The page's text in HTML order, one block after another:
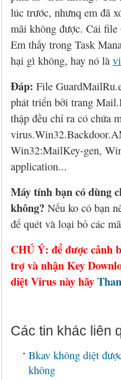
Đặt mua
Liên hệ
Eset NOD32 2027
Panda 2026, 2027
CMC InfoSec
Sucuri Website
Bkav Heartbleed
Cứu dữ liệu bị virus
Diệt virus mã hóa dữ
Đặt mua Eset
Đặt mua Panda
Đặt mua BullGuard
Đặt mua F-Secure
Đặt mua Malwarebytes
Đặt mua Symantec
Đặt mua Webroot
Chính sách bảo mật
Thông tin về
lúc trước, nhưnq em đã
mãi không được. Cái
Em thấy trong Task
hại gì không, hay nó là
Đáp: File
phát triển bởi trang
thập đều chỉ ra có chứa
Win32:MailKey-gen,
application...
Máy tính bạn có dùng
không? Nếu ko có bạn
để quét và loại bỏ các
CHÚ Ý: để được cảnh
trợ và nhận Key
diệt Virus này hãy
Các tin khác liên
Bkav không diệt
không